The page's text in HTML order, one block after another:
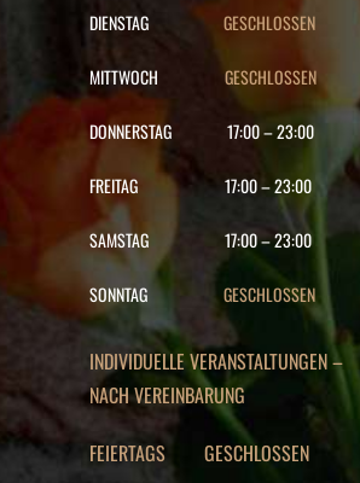
DIENSTAG GESCHLOSSEN
MITTWOCH GESCHLOSSEN
DONNERSTAG 17:00–23:00
FREITAG 17:00–23:00
SAMSTAG 17:00–23:00
SONNTAG GESCHLOSSEN
INDIVIDUELLE VERANSTALTUNGEN –
NACH VEREINBARUNG
FEIERTAGS GESCHLOSSEN